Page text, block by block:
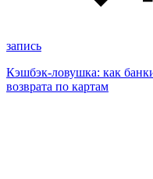
запись
Кэшбэк-ловушка: как
возврата по картам